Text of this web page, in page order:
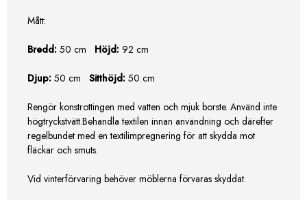
Mått:
Bredd: 50 cm Höjd: 92 cm
Djup: 50 cm Sitthöjd: 50 cm
Rengör konstrottingen med vatten och mjuk borste. Använd inte
högtryckstvätt.Behandla textilen innan användning och därefter
regelbundet med en textilimpregnering för att skydda mot
fläckar och smuts.
Vid vinterförvaring behöver möblerna förvaras skyddat.